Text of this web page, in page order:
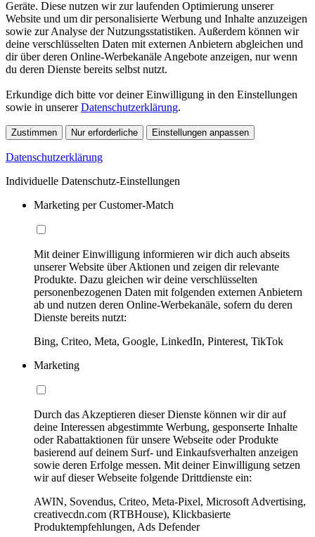
Geräte. Diese nutzen wir zur laufenden Optimierung unserer
Website und um dir personalisierte Werbung und Inhalte anzuzeigen
sowie zur Analyse der Nutzungsstatistiken. Außerdem können wir
deine verschlüsselten Daten mit externen Anbietern abgleichen und
dir über deren Online-Werbekanäle Angebote anzeigen, nur wenn
du deren Dienste bereits selbst nutzt.
Erkundige dich bitte vor deiner Einwilligung in den Einstellungen
sowie in unsererDatenschutzerklärung.
Zustimmen Nur erforderliche Einstellungen anpassen
Datenschutzerklärung
Individuelle Datenschutz-Einstellungen
Marketing per Customer-Match
Mit deiner Einwilligung informieren wir dich auch abseits
unserer Website über Aktionen und zeigen dir relevante
Produkte. Dazu gleichen wir deine verschlüsselten
personenbezogenen Daten mit folgenden externen Anbietern
ab und nutzen deren Online-Werbekanäle, sofern du deren
Dienste bereits nutzt:
Bing, Criteo, Meta, Google, LinkedIn, Pinterest, TikTok
Marketing
Durch das Akzeptieren dieser Dienste können wir dir auf
deine Interessen abgestimmte Werbung, gesponserte Inhalte
oder Rabattaktionen für unsere Webseite oder Produkte
basierend auf deinem Surf- und Einkaufsverhalten anzeigen
sowie deren Erfolge messen. Mit deiner Einwilligung setzen
wir auf dieser Webseite folgende Drittdienste ein:
AWIN, Sovendus, Criteo, Meta-Pixel, Microsoft Advertising,
creativecdn.com (RTBHouse), Klickbasierte
Produktempfehlungen, Ads Defender